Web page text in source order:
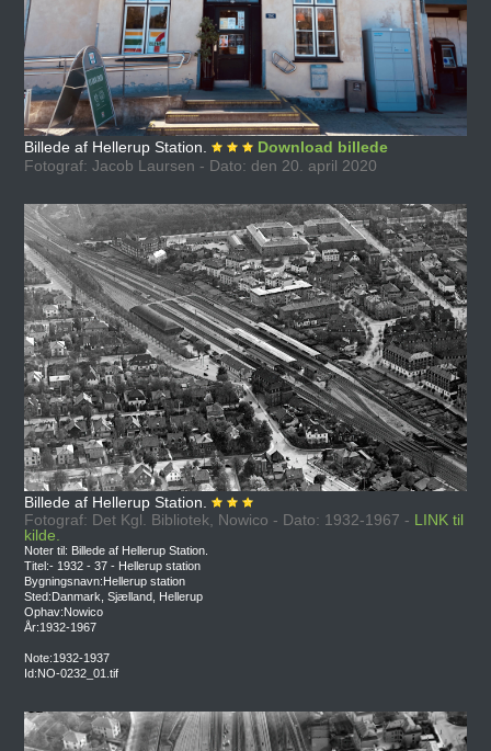
Billede af Hellerup Station.
Download billede
Fotograf: Jacob Laursen - Dato: den 20. april 2020
Billede af Hellerup Station.
Fotograf: Det Kgl. Bibliotek, Nowico - Dato: 1932-1967 - LINK til
kilde.
Noter til: Billede af Hellerup Station.
Titel:- 1932 - 37 - Hellerup station
Bygningsnavn:Hellerup station
Sted:Danmark, Sjælland, Hellerup
Ophav:Nowico
År:1932-1967
Note:1932-1937
Id:NO-0232_01.tif